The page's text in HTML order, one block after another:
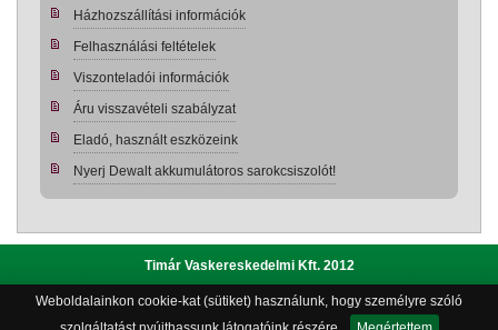
Weboldalainkon cookie-kat (sütiket) használunk, hogy személyre szóló
Házhozszállítási információk
Felhasználási feltételek
Viszonteladói információk
Áru visszavételi szabályzat
Eladó, használt eszközeink
Nyerj Dewalt akkumulátoros sarokcsiszolót!
Timár Vaskereskedelmi Kft. 2012
Adatvédelmi szabályzat|Bemutatkozás|Impresszum|